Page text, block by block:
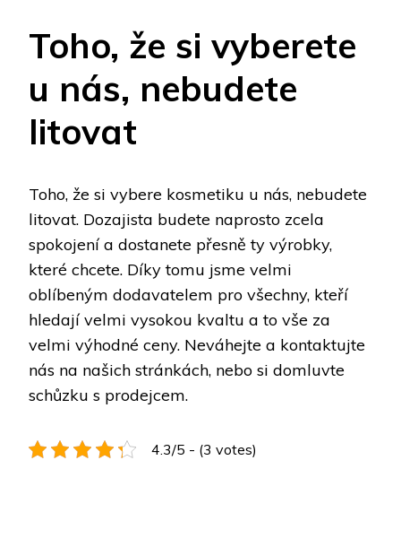
Toho, že si vyberete
u nás, nebudete
litovat
Toho, že si vybere kosmetiku u nás, nebudete
litovat. Dozajista budete naprosto zcela
spokojení a dostanete přesně ty výrobky,
které chcete. Díky tomu jsme velmi
oblíbeným dodavatelem pro všechny, kteří
hledají velmi vysokou kvaltu a to vše za
velmi výhodné ceny. Neváhejte a kontaktujte
nás na našich stránkách, nebo si domluvte
schůzku s prodejcem.
4.3/5 - (3 votes)